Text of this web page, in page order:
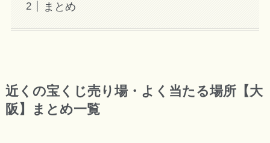
まとめ
近くの宝くじ売り場・よく当たる場所【大
阪】まとめ一覧